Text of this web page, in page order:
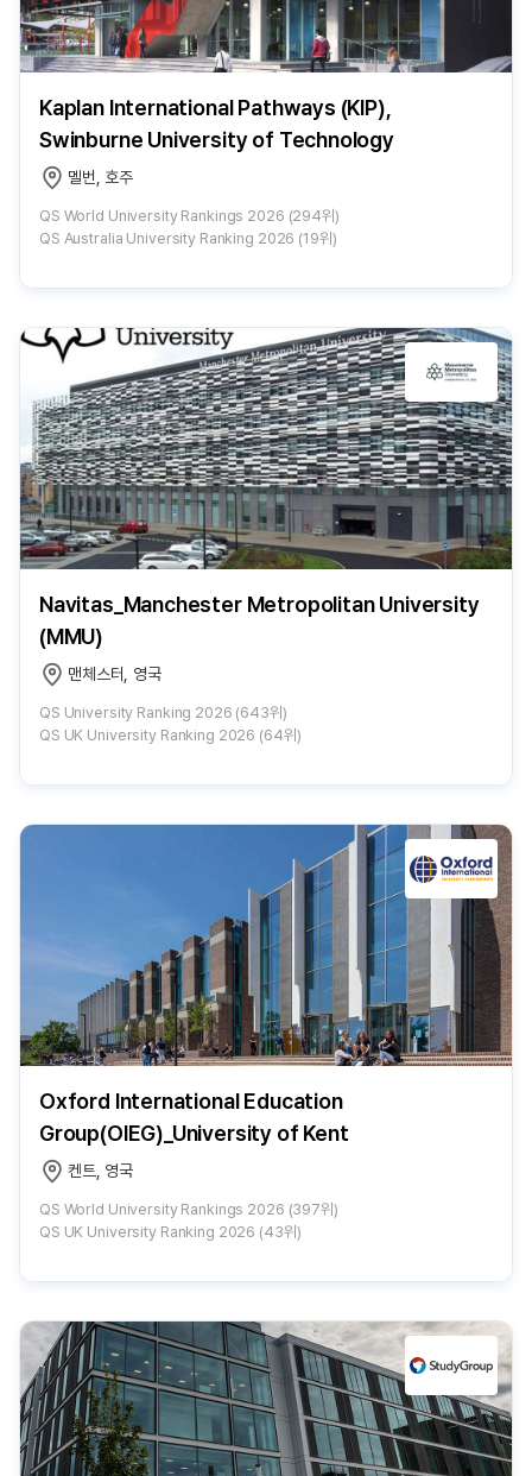
Kaplan International Pathways (KIP),
Swinburne University of Technology
멜번, 호주
QS World University Rankings 2026 (294위)
QS Australia University Ranking 2026 (19위)
Navitas_Manchester Metropolitan University
(MMU)
맨체스터, 영국
QS University Ranking 2026 (643위)
QS UK University Ranking 2026 (64위)
Oxford International Education
Group(OIEG)_University of Kent
켄트, 영국
QS World University Rankings 2026 (397위)
QS UK University Ranking 2026 (43위)